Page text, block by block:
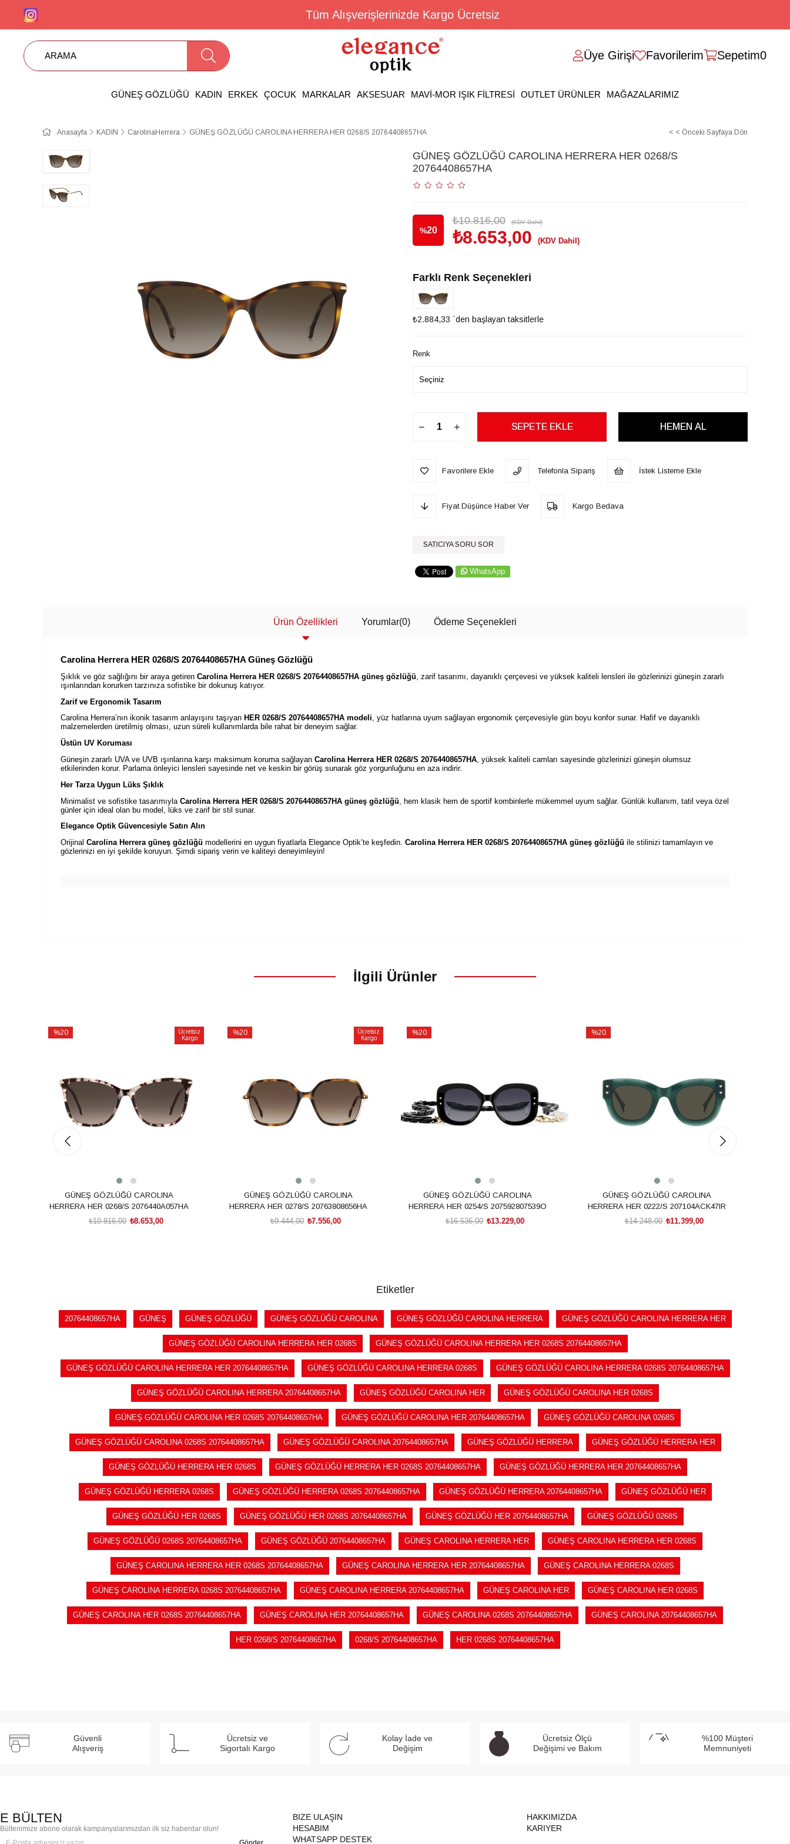
Tüm Alışverişlerinizde Kargo Ücretsiz
Üye Girişi Favorilerim Sepetim0
GÜNEŞ GÖZLÜĞÜ KADIN ERKEK ÇOCUK MARKALAR AKSESUAR MAVİ-MOR IŞIK FİLTRESİ OUTLET ÜRÜNLER MAĞAZALARIMIZ
Anasayfa KADIN CarolinaHerrera GÜNEŞ GÖZLÜĞÜ CAROLINA HERRERA HER 0268/S 20764408657HA < < Önceki Sayfaya Dön
GÜNEŞ GÖZLÜĞÜ CAROLINA HERRERA HER 0268/S
20764408657HA
%20
₺10.816,00 (KDV Dahil)
₺8.653,00 (KDV Dahil)
Farklı Renk Seçenekleri
₺2.884,33 `den başlayan taksitlerle
Renk
Favorilere Ekle Telefonla Sipariş İstek Listeme Ekle
Fiyat Düşünce Haber Ver Kargo Bedava
SATICIYA SORU SOR
WhatsApp
Ürün Özellikleri Yorumlar(0) Ödeme Seçenekleri
Carolina Herrera HER 0268/S 20764408657HA Güneş Gözlüğü
Şıklık ve göz sağlığını bir araya getiren Carolina Herrera HER 0268/S 20764408657HA güneş gözlüğü , zarif tasarımı, dayanıklı çerçevesi ve yüksek kaliteli lensleri ile gözlerinizi güneşin zararlı
ışınlarından korurken tarzınıza sofistike bir dokunuş katıyor.
Zarif ve Ergonomik Tasarım
Carolina Herrera’nın ikonik tasarım anlayışını taşıyan HER 0268/S 20764408657HA modeli, yüz hatlarına uyum sağlayan ergonomik çerçevesiyle gün boyu konfor sunar. Hafif ve dayanıklı
malzemelerden üretilmiş olması, uzun süreli kullanımlarda bile rahat bir deneyim sağlar.
Üstün UV Koruması
Güneşin zararlı UVA ve UVB ışınlarına karşı maksimum koruma sağlayan Carolina Herrera HER 0268/S 20764408657HA, yüksek kaliteli camları sayesinde gözlerinizi güneşin olumsuz
etkilerinden korur. Parlama önleyici lensleri sayesinde net ve keskin bir görüş sunarak göz yorgunluğunu en aza indirir.
Her Tarza Uygun Lüks Şıklık
Minimalist ve sofistike tasarımıyla Carolina Herrera HER 0268/S 20764408657HA güneş gözlüğü , hem klasik hem de sportif kombinlerle mükemmel uyum sağlar. Günlük kullanım, tatil veya özel
günler için ideal olan bu model, lüks ve zarif bir stil sunar.
Elegance Optik Güvencesiyle Satın Alın
Orijinal Carolina Herrera güneş gözlüğü modellerini en uygun fiyatlarla Elegance Optik’te keşfedin. Carolina Herrera HER 0268/S 20764408657HA güneş gözlüğü ile stilinizi tamamlayın ve
gözlerinizi en iyi şekilde koruyun. Şimdi sipariş verin ve kaliteyi deneyimleyin!
İlgili Ürünler
%20
Ücretsiz
Kargo
GÜNEŞ GÖZLÜĞÜ CAROLINA
HERRERA HER 0268/S 2076440A057HA
₺8.653,00
₺10.816,00
%20
Ücretsiz
Kargo
GÜNEŞ GÖZLÜĞÜ CAROLINA
HERRERA HER 0278/S 20763808656HA
₺7.556,00
₺9.444,00
%20
GÜNEŞ GÖZLÜĞÜ CAROLINA
HERRERA HER 0254/S 207592807539O
₺13.229,00
₺16.536,00
%20
GÜNEŞ GÖZLÜĞÜ CAROLINA
HERRERA HER 0222/S 207104ACK47IR
₺11.399,00
₺14.248,00
Etiketler
20764408657HA GÜNEŞ GÜNEŞ GÖZLÜĞÜ GÜNEŞ GÖZLÜĞÜ CAROLINA GÜNEŞ GÖZLÜĞÜ CAROLINA HERRERA GÜNEŞ GÖZLÜĞÜ CAROLINA HERRERA HER
GÜNEŞ GÖZLÜĞÜ CAROLINA HERRERA HER 0268S GÜNEŞ GÖZLÜĞÜ CAROLINA HERRERA HER 0268S 20764408657HA
GÜNEŞ GÖZLÜĞÜ CAROLINA HERRERA HER 20764408657HA GÜNEŞ GÖZLÜĞÜ CAROLINA HERRERA 0268S GÜNEŞ GÖZLÜĞÜ CAROLINA HERRERA 0268S 20764408657HA
GÜNEŞ GÖZLÜĞÜ CAROLINA HERRERA 20764408657HA GÜNEŞ GÖZLÜĞÜ CAROLINA HER GÜNEŞ GÖZLÜĞÜ CAROLINA HER 0268S
GÜNEŞ GÖZLÜĞÜ CAROLINA HER 0268S 20764408657HA GÜNEŞ GÖZLÜĞÜ CAROLINA HER 20764408657HA GÜNEŞ GÖZLÜĞÜ CAROLINA 0268S
GÜNEŞ GÖZLÜĞÜ CAROLINA 0268S 20764408657HA GÜNEŞ GÖZLÜĞÜ CAROLINA 20764408657HA GÜNEŞ GÖZLÜĞÜ HERRERA GÜNEŞ GÖZLÜĞÜ HERRERA HER
GÜNEŞ GÖZLÜĞÜ HERRERA HER 0268S GÜNEŞ GÖZLÜĞÜ HERRERA HER 0268S 20764408657HA GÜNEŞ GÖZLÜĞÜ HERRERA HER 20764408657HA
GÜNEŞ GÖZLÜĞÜ HERRERA 0268S GÜNEŞ GÖZLÜĞÜ HERRERA 0268S 20764408657HA GÜNEŞ GÖZLÜĞÜ HERRERA 20764408657HA GÜNEŞ GÖZLÜĞÜ HER
GÜNEŞ GÖZLÜĞÜ HER 0268S GÜNEŞ GÖZLÜĞÜ HER 0268S 20764408657HA GÜNEŞ GÖZLÜĞÜ HER 20764408657HA GÜNEŞ GÖZLÜĞÜ 0268S
GÜNEŞ GÖZLÜĞÜ 0268S 20764408657HA GÜNEŞ GÖZLÜĞÜ 20764408657HA GÜNEŞ CAROLINA HERRERA HER GÜNEŞ CAROLINA HERRERA HER 0268S
GÜNEŞ CAROLINA HERRERA HER 0268S 20764408657HA GÜNEŞ CAROLINA HERRERA HER 20764408657HA GÜNEŞ CAROLINA HERRERA 0268S
GÜNEŞ CAROLINA HERRERA 0268S 20764408657HA GÜNEŞ CAROLINA HERRERA 20764408657HA GÜNEŞ CAROLINA HER GÜNEŞ CAROLINA HER 0268S
GÜNEŞ CAROLINA HER 0268S 20764408657HA GÜNEŞ CAROLINA HER 20764408657HA GÜNEŞ CAROLINA 0268S 20764408657HA GÜNEŞ CAROLINA 20764408657HA
HER 0268/S 20764408657HA 0268/S 20764408657HA HER 0268S 20764408657HA
Güvenli
Alışveriş
Ücretsiz ve
Sigortalı Kargo
Kolay İade ve
Değişim
Ücretsiz Ölçü
Değişimi ve Bakım
%100 Müşteri
Memnuniyeti
E BÜLTEN
Bültenimize abone olarak kampanyalarımızdan ilk siz haberdar olun!
BIZE ULAŞIN
HESABIM
WHATSAPP DESTEK
HAKKIMIZDA
KARIYER